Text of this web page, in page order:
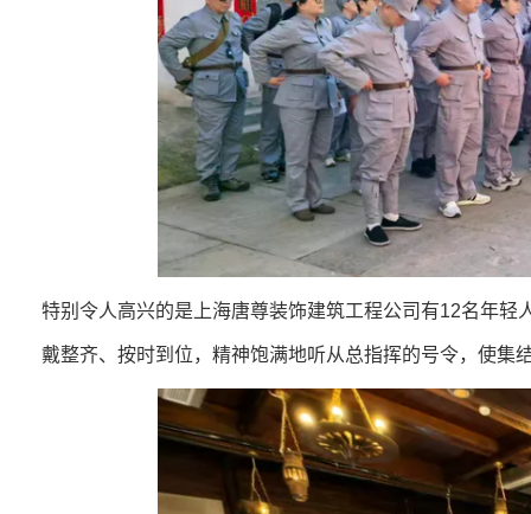
特别令人高兴的是上海唐尊装饰建筑工程公司有12名年
戴整齐、按时到位，精神饱满地听从总指挥的号令，使集